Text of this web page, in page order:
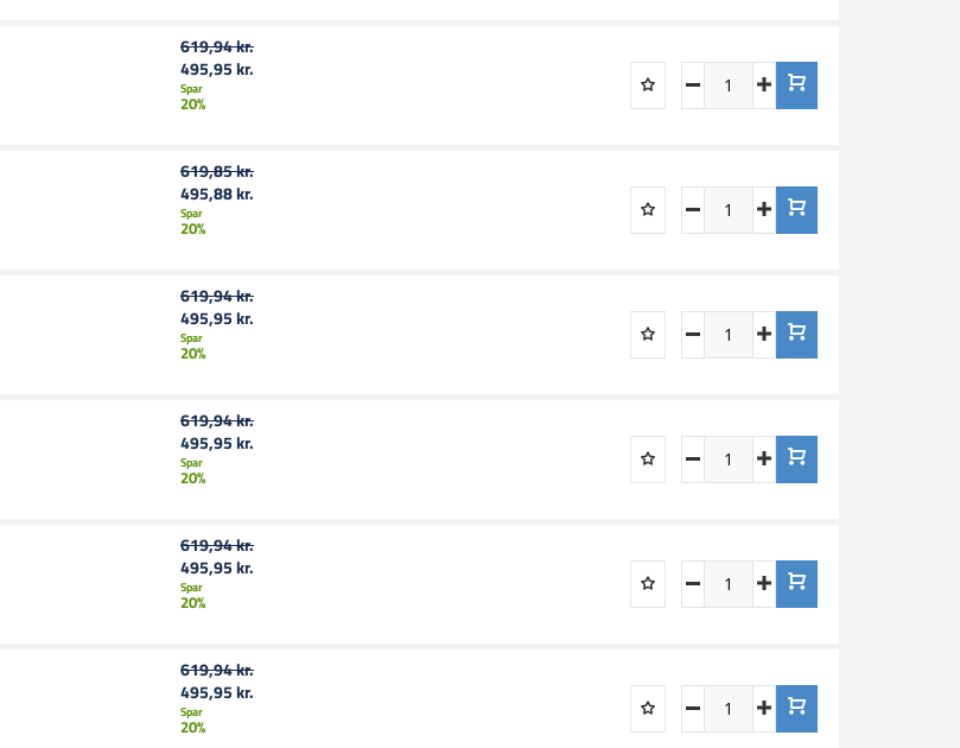
619,94 kr.
495,95 kr.
Spar
20%
619,85 kr.
495,88 kr.
Spar
20%
619,94 kr.
495,95 kr.
Spar
20%
619,94 kr.
495,95 kr.
Spar
20%
619,94 kr.
495,95 kr.
Spar
20%
619,94 kr.
495,95 kr.
Spar
20%